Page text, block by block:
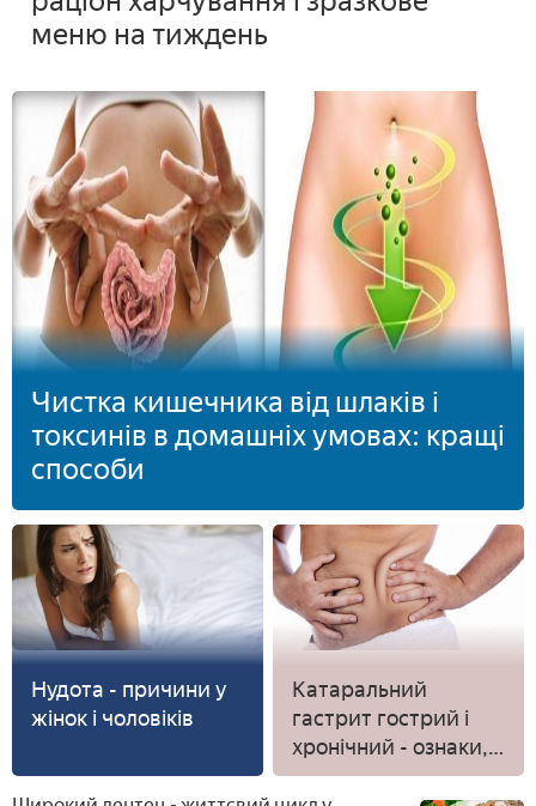
меню на тиждень
Чистка кишечника від шлаків і
токсинів в домашніх умовах: кращі
способи
Нудота - причини у
жінок і чоловіків
Катаральний
гастрит гострий і
хронічний - ознаки,
показання до